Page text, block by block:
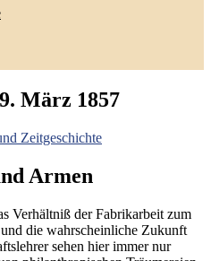
März 1857
Zeitgeschichte
Armen
Verhältniß der Fabrikarbeit zum
die wahrscheinliche Zukunft
sehen hier immer nur